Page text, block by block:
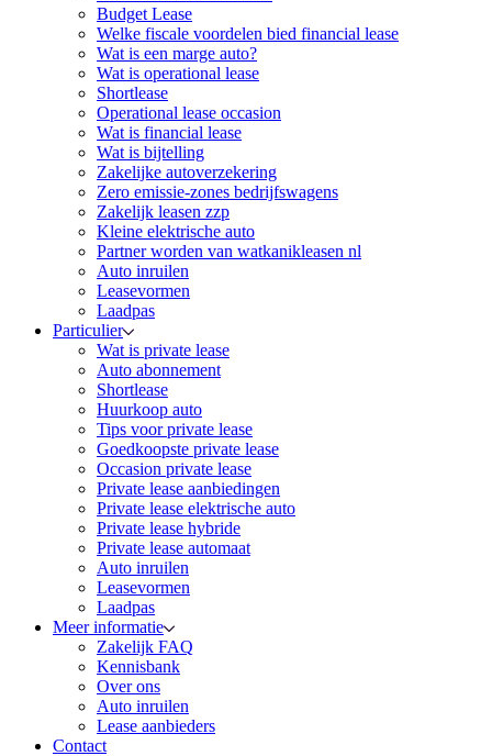
Budget Lease
Welke fiscale voordelen bied financial lease
Wat is een marge auto?
Wat is operational lease
Shortlease
Operational lease occasion
Wat is financial lease
Wat is bijtelling
Zakelijke autoverzekering
Zero emissie-zones bedrijfswagens
Zakelijk leasen zzp
Kleine elektrische auto
Partner worden van watkanikleasen nl
Auto inruilen
Leasevormen
Laadpas
Particulier
Wat is private lease
Auto abonnement
Shortlease
Huurkoop auto
Tips voor private lease
Goedkoopste private lease
Occasion private lease
Private lease aanbiedingen
Private lease elektrische auto
Private lease hybride
Private lease automaat
Auto inruilen
Leasevormen
Laadpas
Meer informatie
Zakelijk FAQ
Kennisbank
Over ons
Auto inruilen
Lease aanbieders
Contact